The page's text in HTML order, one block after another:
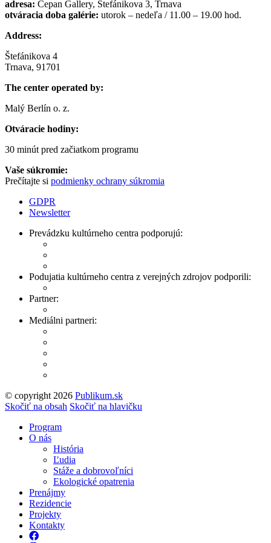
adresa: Čepan Gallery, Štefánikova 3, Trnava
otváracia doba galérie: utorok – nedeľa / 11.00 – 19.00 hod.
Address:
Štefánikova 4
Trnava, 91701
The center operated by:
Malý Berlín o. z.
Otváracie hodiny:
30 minút pred začiatkom programu
Vaše súkromie:
Prečítajte si podmienky ochrany súkromia
GDPR
Newsletter
Prevádzku kultúrneho centra podporujú:
Podujatia kultúrneho centra z verejných zdrojov podporili:
Partner:
Mediálni partneri:
© copyright 2026 Publikum.sk
Tvorba stránok: Enjoy
Skočiť na obsah Skočiť na hlavičku
Program
O nás
História
Ľudia
Stáže a dobrovoľníci
Ekologické opatrenia
Prenájmy
Rezidencie
Projekty
Kontakty
Facebook